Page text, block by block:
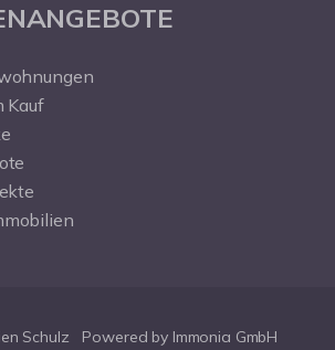
Kauf
Schulz Powered by Immonia GmbH